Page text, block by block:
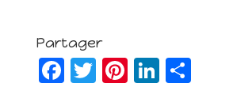
Partager
F T Pi Li P